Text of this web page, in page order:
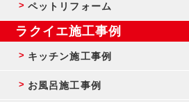
ペットリフォーム
ラクイエ施工事例
キッチン施工事例
お風呂施工事例